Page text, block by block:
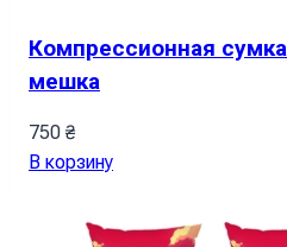
Компрессионная
мешка
750 ₴
В корзину